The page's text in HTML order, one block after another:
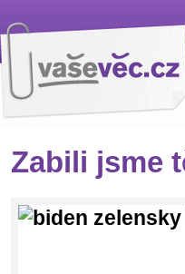
Zabili jsme